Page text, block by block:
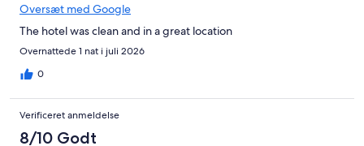
Oversæt med Google
The hotel was clean and in a great location
Overnattede 1 nat i juli 2026
0
Verificeret anmeldelse
8/10 Godt